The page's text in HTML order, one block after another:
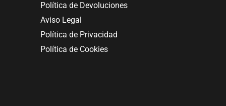
Política de Devoluciones
Aviso Legal
Política de Privacidad
Política de Cookies